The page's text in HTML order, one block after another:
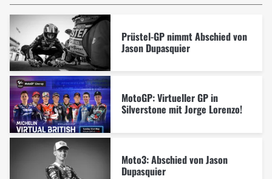
Prüstel-GP nimmt Abschied von
Jason Dupasquier
MotoGP: Virtueller GP in
Silverstone mit Jorge Lorenzo!
Moto3: Abschied von Jason
Dupasquier